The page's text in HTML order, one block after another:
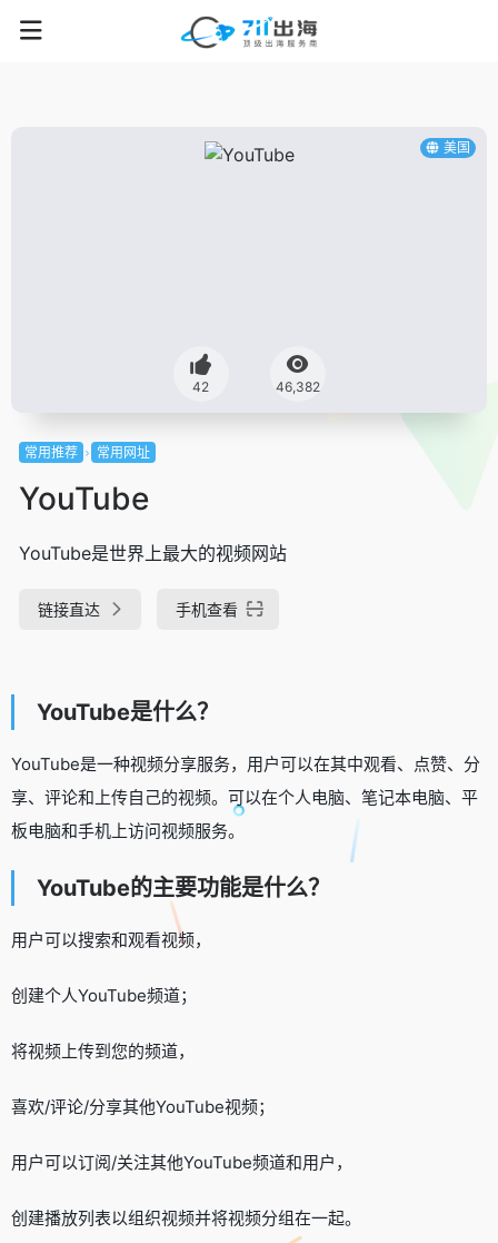
美国
42 46,382
常用推荐 常用网址
YouTube
YouTube是世界上最大的视频网站
链接直达 手机查看
YouTube是什么？
YouTube是一种视频分享服务，用户可以在其中观看、点赞、分
享、评论和上传自己的视频。可以在个人电脑、笔记本电脑、平
板电脑和手机上访问视频服务。
YouTube的主要功能是什么？
用户可以搜索和观看视频，
创建个人YouTube频道；
将视频上传到您的频道，
喜欢/评论/分享其他YouTube视频；
用户可以订阅/关注其他YouTube频道和用户，
创建播放列表以组织视频并将视频分组在一起。